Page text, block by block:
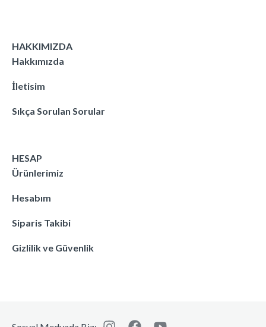
HAKKIMIZDA
Hakkımızda
İletisim
Sıkça Sorulan Sorular
HESAP
Ürünlerimiz
Hesabım
Siparis Takibi
Gizlilik ve Güvenlik